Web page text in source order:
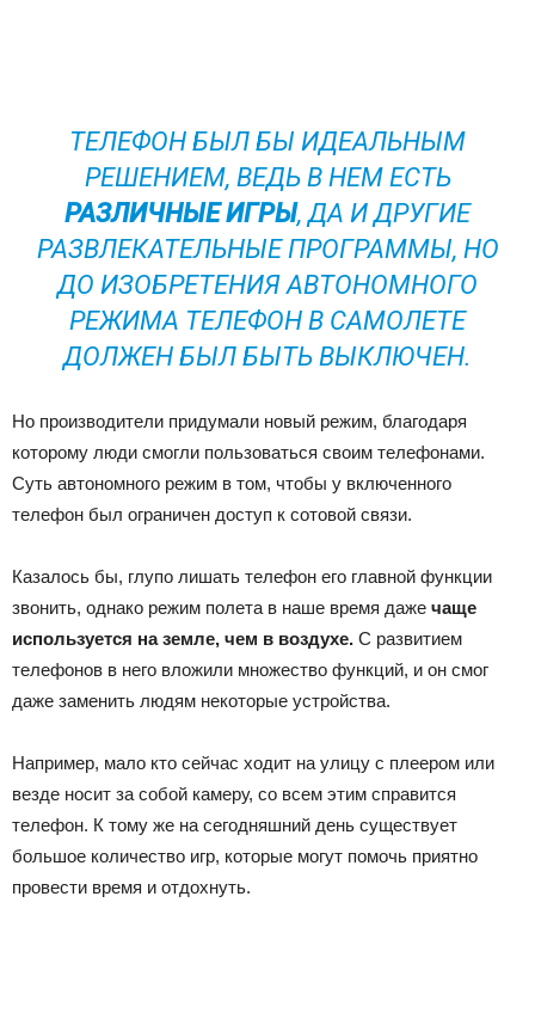
ТЕЛЕФОН БЫЛ БЫ ИДЕАЛЬНЫМ
РЕШЕНИЕМ, ВЕДЬ В НЕМ ЕСТЬ
РАЗЛИЧНЫЕ ИГРЫ, ДА И ДРУГИЕ
РАЗВЛЕКАТЕЛЬНЫЕ ПРОГРАММЫ, НО
ДО ИЗОБРЕТЕНИЯ АВТОНОМНОГО
РЕЖИМА ТЕЛЕФОН В САМОЛЕТЕ
ДОЛЖЕН БЫЛ БЫТЬ ВЫКЛЮЧЕН.
Но производители придумали новый режим, благодаря
которому люди смогли пользоваться своим телефонами.
Суть автономного режим в том, чтобы у включенного
телефон был ограничен доступ к сотовой связи.
Казалось бы, глупо лишать телефон его главной функции
звонить, однако режим полета в наше время даже чаще
используется на земле, чем в воздухе. С развитием
телефонов в него вложили множество функций, и он смог
даже заменить людям некоторые устройства.
Например, мало кто сейчас ходит на улицу с плеером или
везде носит за собой камеру, со всем этим справится
телефон. К тому же на сегодняшний день существует
большое количество игр, которые могут помочь приятно
провести время и отдохнуть.